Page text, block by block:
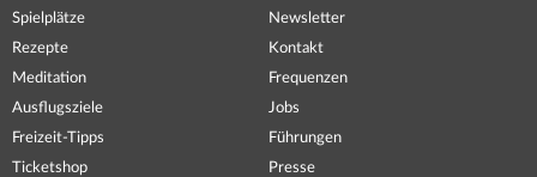
Spielplätze
Rezepte
Meditation
Ausflugsziele
Freizeit-Tipps
Ticketshop
Newsletter
Kontakt
Frequenzen
Jobs
Führungen
Presse